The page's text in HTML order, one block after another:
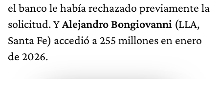
el banco le había rechazado previamente la
solicitud. YAlejandro Bongiovanni (LLA,
Santa Fe) accedió a 255 millones en enero
de 2026.